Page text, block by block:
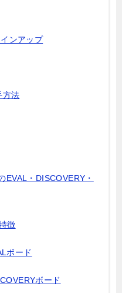
ンアップ
方法
EVAL・DISCOVERY・
徴
ボード
ボード